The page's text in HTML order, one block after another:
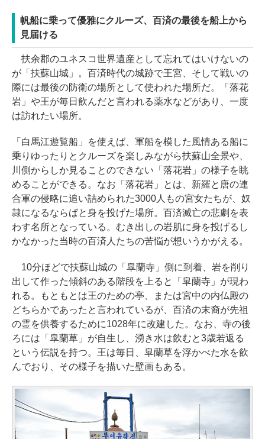
帆船に乗って優雅にクルーズ、百済の最後を船上から
見届ける
扶余郡のユネスコ世界遺産として忘れてはいけないの
が「扶蘇山城」。百済時代の城跡で王宮、そして戦いの
際には最後の防衛の場所として使われた場所だ。「落花
岩」や王が毎日飲んだと言われる薬水などがあり、一度
は訪れたい場所。
「白馬江遊覧船」を使えば、軍船を模した風情ある船に
乗りゆったりとクルーズを楽しみながら扶蘇山全景や、
川側からしか見ることのできない「落花岩」の様子を眺
めることができる。なお「落花岩」とは、新羅と唐の連
合軍の侵略に追い詰められた3000人もの宮女たちが、奴
隷になるならばと身を投げた場所。百済滅亡の悲劇を表
わす名所となっている。むき出しの岩肌に身を投げるし
かなかった当時の百済人たちの苦悩が想いうかがえる。
10分ほどで扶蘇山城の「皐蘭寺」側に到着、岩を削り
出して作った傾斜のある階段を上ると「皐蘭寺」が現わ
れる。もともとは王のための亭、または宮中の内仏殿の
どちらかであったと言われているが、百済の末裔が先祖
の霊を供養するために1028年に改建した。なお、寺の後
ろには「皐蘭草」が自生し、湧き水は飲むと3歳若返る
という伝説を持つ。王は毎日、皐蘭草を浮かべた水を飲
んでおり、その様子を描いた壁画もある。